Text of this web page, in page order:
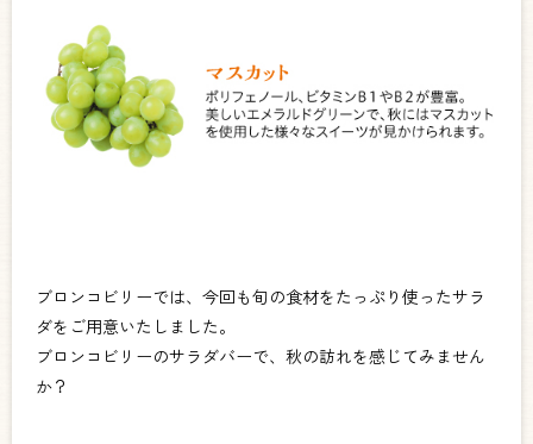
ブロンコビリーでは、今回も旬の食材をたっぷり使ったサラ
ダをご用意いたしました。
ブロンコビリーのサラダバーで、秋の訪れを感じてみません
か？